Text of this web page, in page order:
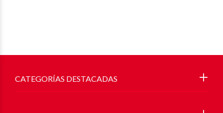
CATEGORÍAS DESTACADAS